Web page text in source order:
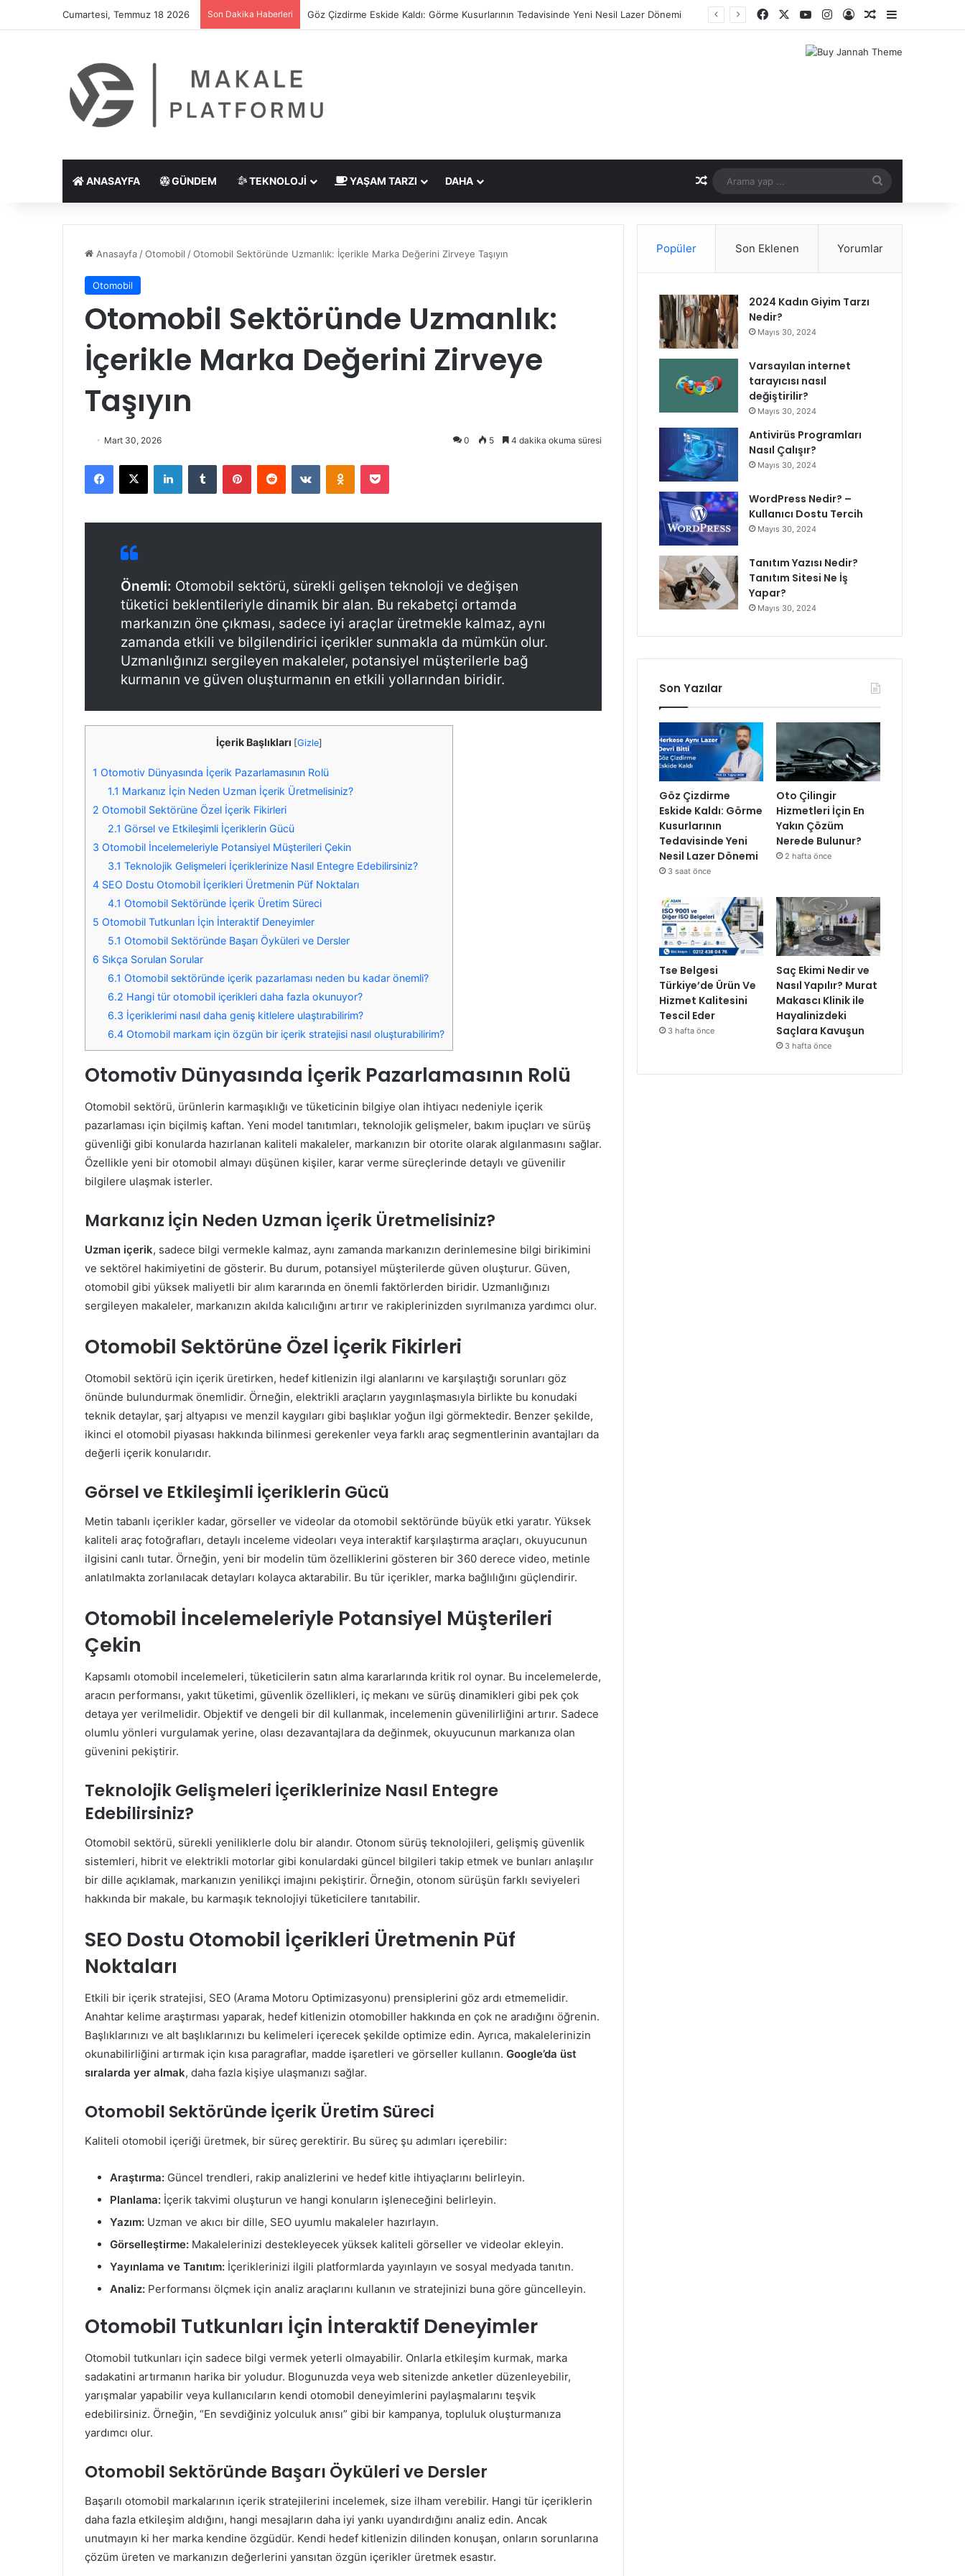
Cumartesi, Temmuz 18 2026 Son Dakika Haberleri Göz Çizdirme Eskide Kaldı: Görme Kusurlarının Tedavisinde Yeni Nesil Lazer Dönemi Facebook YouTubeInstagramKayıt OlRastgele Makale
ANASAYFA GÜNDEM TEKNOLOJI YAŞAM TARZI DAHA Rastgele Makale
yap
Anasayfa/Otomobil /Otomobil Sektöründe Uzmanlık: İçerikle Marka Değerini Zirveye Taşıyın
Otomobil
Otomobil Sektöründe Uzmanlık:
İçerikle Marka Değerini Zirveye
Taşıyın
Mart 30, 2026 0 5 4 dakika okuma süresi
Önemli: Otomobil sektörü, sürekli gelişen teknoloji ve değişen
tüketici beklentileriyle dinamik bir alan. Bu rekabetçi ortamda
markanızın öne çıkması, sadece iyi araçlar üretmekle kalmaz, aynı
zamanda etkili ve bilgilendirici içerikler sunmakla da mümkün olur.
Uzmanlığınızı sergileyen makaleler, potansiyel müşterilerle bağ
kurmanın ve güven oluşturmanın en etkili yollarından biridir.
İçerik Başlıkları [Gizle]
1 Otomotiv Dünyasında İçerik Pazarlamasının Rolü
1.1 Markanız İçin Neden Uzman İçerik Üretmelisiniz?
2 Otomobil Sektörüne Özel İçerik Fikirleri
2.1 Görsel ve Etkileşimli İçeriklerin Gücü
3 Otomobil İncelemeleriyle Potansiyel Müşterileri Çekin
3.1 Teknolojik Gelişmeleri İçeriklerinize Nasıl Entegre Edebilirsiniz?
4 SEO Dostu Otomobil İçerikleri Üretmenin Püf Noktaları
4.1 Otomobil Sektöründe İçerik Üretim Süreci
5 Otomobil Tutkunları İçin İnteraktif Deneyimler
5.1 Otomobil Sektöründe Başarı Öyküleri ve Dersler
6 Sıkça Sorulan Sorular
6.1 Otomobil sektöründe içerik pazarlaması neden bu kadar önemli?
6.2 Hangi tür otomobil içerikleri daha fazla okunuyor?
6.3 İçeriklerimi nasıl daha geniş kitlelere ulaştırabilirim?
6.4 Otomobil markam için özgün bir içerik stratejisi nasıl oluşturabilirim?
Otomotiv Dünyasında İçerik Pazarlamasının Rolü
Otomobil sektörü, ürünlerin karmaşıklığı ve tüketicinin bilgiye olan ihtiyacı nedeniyle içerik
pazarlaması için biçilmiş kaftan. Yeni model tanıtımları, teknolojik gelişmeler, bakım ipuçları ve sürüş
güvenliği gibi konularda hazırlanan kaliteli makaleler, markanızın bir otorite olarak algılanmasını sağlar.
Özellikle yeni bir otomobil almayı düşünen kişiler, karar verme süreçlerinde detaylı ve güvenilir
bilgilere ulaşmak isterler.
Markanız İçin Neden Uzman İçerik Üretmelisiniz?
Uzman içerik, sadece bilgi vermekle kalmaz, aynı zamanda markanızın derinlemesine bilgi birikimini
ve sektörel hakimiyetini de gösterir. Bu durum, potansiyel müşterilerde güven oluşturur. Güven,
otomobil gibi yüksek maliyetli bir alım kararında en önemli faktörlerden biridir. Uzmanlığınızı
sergileyen makaleler, markanızın akılda kalıcılığını artırır ve rakiplerinizden sıyrılmanıza yardımcı olur.
Otomobil Sektörüne Özel İçerik Fikirleri
Otomobil sektörü için içerik üretirken, hedef kitlenizin ilgi alanlarını ve karşılaştığı sorunları göz
önünde bulundurmak önemlidir. Örneğin, elektrikli araçların yaygınlaşmasıyla birlikte bu konudaki
teknik detaylar, şarj altyapısı ve menzil kaygıları gibi başlıklar yoğun ilgi görmektedir. Benzer şekilde,
ikinci el otomobil piyasası hakkında bilinmesi gerekenler veya farklı araç segmentlerinin avantajları da
değerli içerik konularıdır.
Görsel ve Etkileşimli İçeriklerin Gücü
Metin tabanlı içerikler kadar, görseller ve videolar da otomobil sektöründe büyük etki yaratır. Yüksek
kaliteli araç fotoğrafları, detaylı inceleme videoları veya interaktif karşılaştırma araçları, okuyucunun
ilgisini canlı tutar. Örneğin, yeni bir modelin tüm özelliklerini gösteren bir 360 derece video, metinle
anlatılmakta zorlanılacak detayları kolayca aktarabilir. Bu tür içerikler, marka bağlılığını güçlendirir.
Otomobil İncelemeleriyle Potansiyel Müşterileri
Çekin
Kapsamlı otomobil incelemeleri, tüketicilerin satın alma kararlarında kritik rol oynar. Bu incelemelerde,
aracın performansı, yakıt tüketimi, güvenlik özellikleri, iç mekanı ve sürüş dinamikleri gibi pek çok
detaya yer verilmelidir. Objektif ve dengeli bir dil kullanmak, incelemenin güvenilirliğini artırır. Sadece
olumlu yönleri vurgulamak yerine, olası dezavantajlara da değinmek, okuyucunun markanıza olan
güvenini pekiştirir.
Teknolojik Gelişmeleri İçeriklerinize Nasıl Entegre
Edebilirsiniz?
Otomobil sektörü, sürekli yeniliklerle dolu bir alandır. Otonom sürüş teknolojileri, gelişmiş güvenlik
sistemleri, hibrit ve elektrikli motorlar gibi konulardaki güncel bilgileri takip etmek ve bunları anlaşılır
bir dille açıklamak, markanızın yenilikçi imajını pekiştirir. Örneğin, otonom sürüşün farklı seviyeleri
hakkında bir makale, bu karmaşık teknolojiyi tüketicilere tanıtabilir.
SEO Dostu Otomobil İçerikleri Üretmenin Püf
Noktaları
Etkili bir içerik stratejisi, SEO (Arama Motoru Optimizasyonu) prensiplerini göz ardı etmemelidir.
Anahtar kelime araştırması yaparak, hedef kitlenizin otomobiller hakkında en çok ne aradığını öğrenin.
Başlıklarınızı ve alt başlıklarınızı bu kelimeleri içerecek şekilde optimize edin. Ayrıca, makalelerinizin
okunabilirliğini artırmak için kısa paragraflar, madde işaretleri ve görseller kullanın. Google’da üst
sıralarda yer almak, daha fazla kişiye ulaşmanızı sağlar.
Otomobil Sektöründe İçerik Üretim Süreci
Kaliteli otomobil içeriği üretmek, bir süreç gerektirir. Bu süreç şu adımları içerebilir:
Araştırma: Güncel trendleri, rakip analizlerini ve hedef kitle ihtiyaçlarını belirleyin.
Planlama: İçerik takvimi oluşturun ve hangi konuların işleneceğini belirleyin.
Yazım: Uzman ve akıcı bir dille, SEO uyumlu makaleler hazırlayın.
Görselleştirme: Makalelerinizi destekleyecek yüksek kaliteli görseller ve videolar ekleyin.
Yayınlama ve Tanıtım: İçeriklerinizi ilgili platformlarda yayınlayın ve sosyal medyada tanıtın.
Analiz: Performansı ölçmek için analiz araçlarını kullanın ve stratejinizi buna göre güncelleyin.
Otomobil Tutkunları İçin İnteraktif Deneyimler
Otomobil tutkunları için sadece bilgi vermek yeterli olmayabilir. Onlarla etkileşim kurmak, marka
sadakatini artırmanın harika bir yoludur. Blogunuzda veya web sitenizde anketler düzenleyebilir,
yarışmalar yapabilir veya kullanıcıların kendi otomobil deneyimlerini paylaşmalarını teşvik
edebilirsiniz. Örneğin, “En sevdiğiniz yolculuk anısı” gibi bir kampanya, topluluk oluşturmanıza
yardımcı olur.
Otomobil Sektöründe Başarı Öyküleri ve Dersler
Başarılı otomobil markalarının içerik stratejilerini incelemek, size ilham verebilir. Hangi tür içeriklerin
daha fazla etkileşim aldığını, hangi mesajların daha iyi yankı uyandırdığını analiz edin. Ancak
unutmayın ki her marka kendine özgüdür. Kendi hedef kitlenizin dilinden konuşan, onların sorunlarına
çözüm üreten ve markanızın değerlerini yansıtan özgün içerikler üretmek esastır.
Popüler Son Eklenen Yorumlar
2024 Kadın Giyim Tarzı
Nedir?
Mayıs 30, 2024
Varsayılan internet
tarayıcısı nasıl
değiştirilir?
Mayıs 30, 2024
Antivirüs Programları
Nasıl Çalışır?
Mayıs 30, 2024
WordPress Nedir? –
Kullanıcı Dostu Tercih
Mayıs 30, 2024
Tanıtım Yazısı Nedir?
Tanıtım Sitesi Ne İş
Yapar?
Mayıs 30, 2024
Son Yazılar
Göz Çizdirme
Eskide Kaldı: Görme
Kusurlarının
Tedavisinde Yeni
Nesil Lazer Dönemi
3 saat önce
Oto Çilingir
Hizmetleri İçin En
Yakın Çözüm
Nerede Bulunur?
2 hafta önce
Tse Belgesi
Türkiye’de Ürün Ve
Hizmet Kalitesini
Tescil Eder
3 hafta önce
Saç Ekimi Nedir ve
Nasıl Yapılır? Murat
Makascı Klinik ile
Hayalinizdeki
Saçlara Kavuşun
3 hafta önce